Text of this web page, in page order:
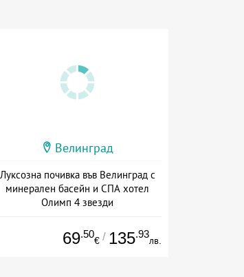
Велинград
Луксозна почивка във Велинград с
минерален басейн и СПА хотел
Олимп 4 звезди
69.50
€ / 135.93
лв.